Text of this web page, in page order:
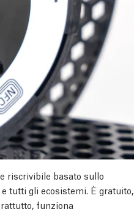
riscrivibile basato sullo
tutti gli ecosistemi. È gratuito,
funziona